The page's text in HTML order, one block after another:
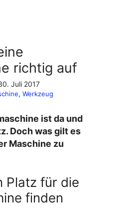
richtig auf
Juli 2017
, Werkzeug
ist da und
Doch was gilt es
Maschine zu
Platz für die
finden